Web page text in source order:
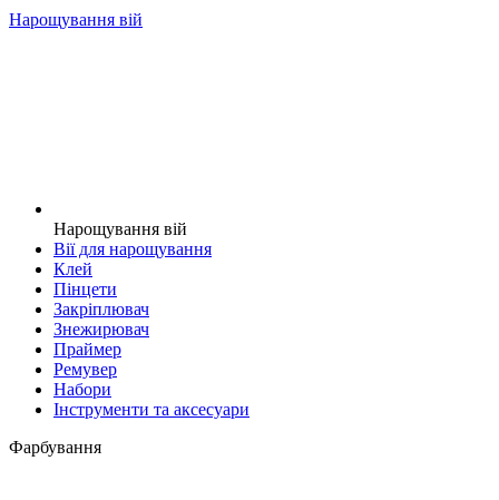
Нарощування вій
Нарощування вій
Вії для нарощування
Клей
Пінцети
Закріплювач
Знежирювач
Праймер
Ремувер
Набори
Інструменти та аксесуари
Фарбування